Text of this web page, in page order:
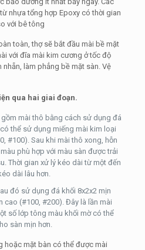
nhựa tổng hợp Epoxy có thời gian
với bê tông
toàn, thợ sẽ bắt đầu mài bề mặt
với đĩa mài kim cương ở tốc độ
nhẵn, làm phẳng bề mặt sàn. Vệ
qua hai giai đoạn.
mài thô bằng cách sử dụng đá
thể sử dụng miếng mài kim loại
#100). Sau khi mài thô xong, hỗn
phù hợp với màu sàn được trải
Thời gian xử lý kéo dài từ một đến
dài lâu hơn.
đó sử dụng đá khối 8x2x2 mịn
cao (#100, #200). Đây là lần mài
số lớp tông màu khối mờ có thể
sàn mịn hơn.
hoặc mặt bàn có thể được mài